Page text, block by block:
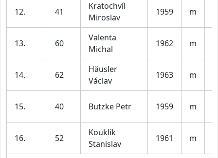
12. 41
Kratochvíl
Miroslav
1959 m
13. 60
Valenta
Michal
1962 m
14. 62
Häusler
Václav
1963 m
15. 40 Butzke Petr 1959 m
16. 52
Kouklík
Stanislav
1961 m